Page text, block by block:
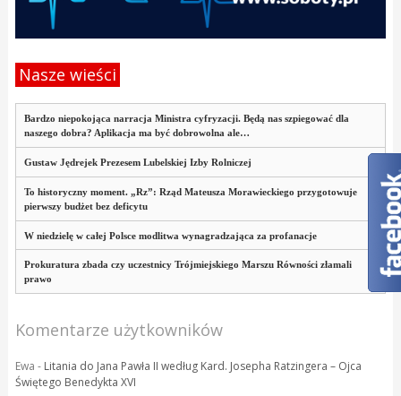
Nasze wieści
Bardzo niepokojąca narracja Ministra cyfryzacji. Będą nas szpiegować dla
naszego dobra? Aplikacja ma być dobrowolna ale…
Gustaw Jędrejek Prezesem Lubelskiej Izby Rolniczej
To historyczny moment. „Rz”: Rząd Mateusza Morawieckiego przygotowuje
pierwszy budżet bez deficytu
W niedzielę w całej Polsce modlitwa wynagradzająca za profanacje
Prokuratura zbada czy uczestnicy Trójmiejskiego Marszu Równości złamali
prawo
Komentarze użytkowników
Ewa - Litania do Jana Pawła II według Kard. Josepha Ratzingera – Ojca
Świętego Benedykta XVI